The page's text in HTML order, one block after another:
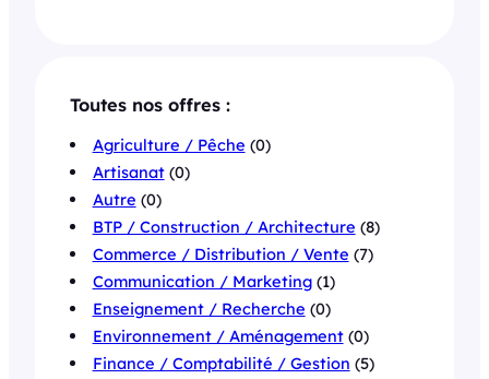
Toutes nos offres :
Agriculture / Pêche (0)
Artisanat(0)
Autre (0)
BTP / Construction / Architecture (8)
Commerce / Distribution / Vente (7)
Communication / Marketing(1)
Enseignement / Recherche (0)
Environnement / Aménagement(0)
Finance / Comptabilité / Gestion (5)